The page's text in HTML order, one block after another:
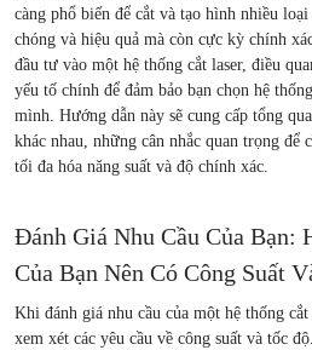
càng phổ biến để cắt và tạo hình nhiều
chóng và hiệu quả mà còn cực kỳ chính
đầu tư vào một hệ thống cắt laser, điều
yếu tố chính để đảm bảo bạn chọn hệ
mình. Hướng dẫn này sẽ cung cấp tổng
khác nhau, những cân nhắc quan trọng để
tối đa hóa năng suất và độ chính xác.
Đánh Giá Nhu Cầu Của Bạn:
Của Bạn Nên Có Công Suất
Khi đánh giá nhu cầu của một hệ thống
xem xét các yêu cầu về công suất và tốc